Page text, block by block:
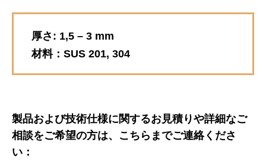
厚さ: 1,5 – 3 mm
材料：SUS 201, 304
製品および技術仕様に関するお見積りや詳細なご
相談をご希望の方は、こちらまでご連絡くださ
い：